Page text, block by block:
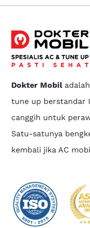
Dokter Mobiladalah
tune up berstandar
canggih untuk
Satu-satunya
kembali jika AC